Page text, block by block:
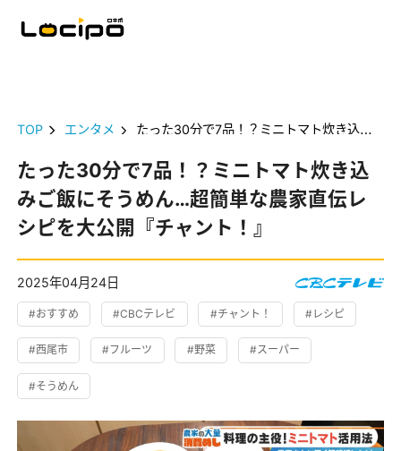
TOP エンタメ たった30分で7品！？ミニトマト炊き込みご飯にそうめん…超簡単な農家直伝レシピを大公開『チャント！』
たった30分で7品！？ミニトマト炊き込
みご飯にそうめん…超簡単な農家直伝レ
シピを大公開『チャント！』
2025年04月24日
#おすすめ #CBCテレビ #チャント！ #レシピ
#西尾市 #フルーツ #野菜 #スーパー
#そうめん